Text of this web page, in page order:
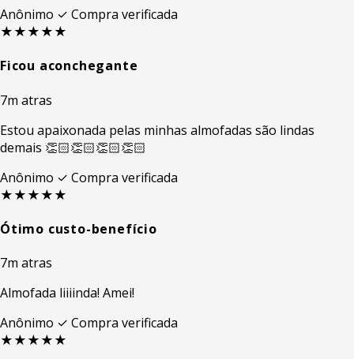
Anônimo ✓ Compra verificada
★★★★★
Ficou aconchegante
7m atras
Estou apaixonada pelas minhas almofadas são lindas
demais 👏🏻👏🏻👏🏻👏🏻
Anônimo ✓ Compra verificada
★★★★★
Ótimo custo-benefício
7m atras
Almofada liiiinda! Amei!
Anônimo ✓ Compra verificada
★★★★★